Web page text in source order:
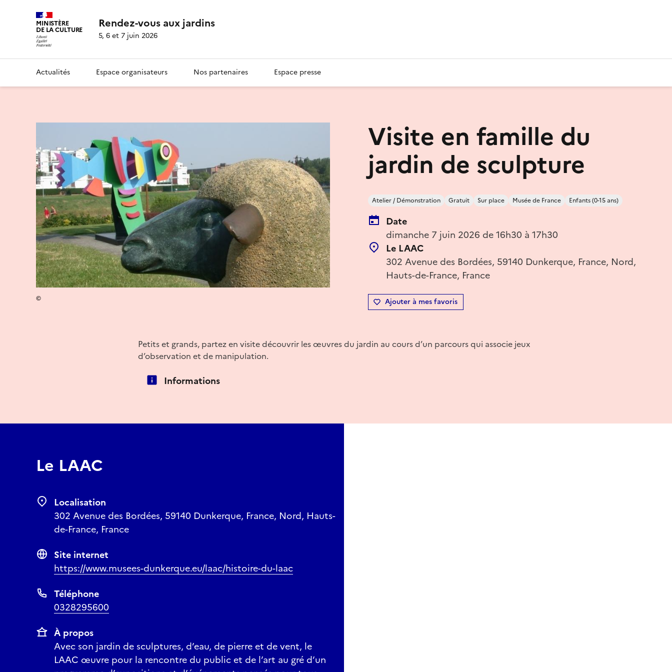
MINISTÈRE
DE LA CULTURE Rendez-vous aux jardins
5, 6 et 7 juin 2026
Actualités Espace organisateurs Nos partenaires Espace presse
Visite en famille du
jardin de sculpture
Atelier / Démonstration Gratuit Sur place Musée de France Enfants (0-15 ans)
Date
dimanche 7 juin 2026 de 16h30 à 17h30
Le LAAC
302 Avenue des Bordées, 59140 Dunkerque, France, Nord,
Hauts-de-France, France
Ajouter à mes favoris
©
Petits et grands, partez en visite découvrir les œuvres du jardin au cours d’un parcours qui associe jeux
d’observation et de manipulation.
Informations
Le LAAC
Localisation
302 Avenue des Bordées, 59140 Dunkerque, France, Nord, Hauts-
de-France, France
Site internet
https://www.musees-dunkerque.eu/laac/histoire-du-laac
Téléphone
0328295600
À propos
Avec son jardin de sculptures, d’eau, de pierre et de vent, le
LAAC œuvre pour la rencontre du public et de l’art au gré d’un